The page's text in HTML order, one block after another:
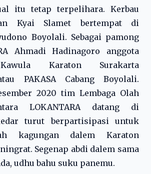
itu tetap terpelihara. Kerbau
Kyai Slamet bertempat di
Boyolali. Sebagai pamong
Ahmadi Hadinagoro anggota
Karaton Surakarta
PAKASA Cabang Boyolali.
2020 tim Lembaga Olah
LOKANTARA datang di
turut berpartisipasi untuk
kagungan dalem Karaton
Segenap abdi dalem sama
udhu bahu suku panemu.